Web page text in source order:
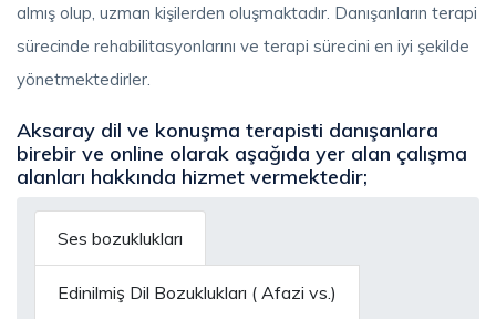
almış olup, uzman kişilerden oluşmaktadır. Danışanların terapi
sürecinde rehabilitasyonlarını ve terapi sürecini en iyi şekilde
yönetmektedirler.
Aksaray dil ve konuşma terapisti danışanlara
birebir ve online olarak aşağıda yer alan çalışma
alanları hakkında hizmet vermektedir;
Ses bozuklukları
Edinilmiş Dil Bozuklukları ( Afazi vs.)